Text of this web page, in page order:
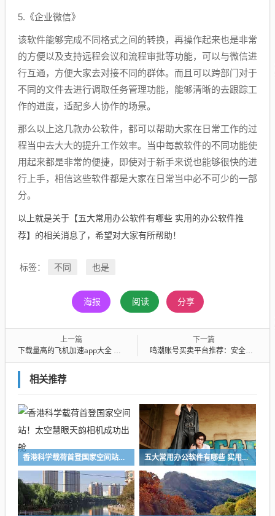
5.《企业微信》
该软件能够完成不同格式之间的转换，再操作起来也是非常
的方便以及支持远程会议和流程审批等功能，可以与微信进
行互通，方便大家去对接不同的群体。而且可以跨部门对于
不同的文件去进行调取任务管理功能，能够清晰的去跟踪工
作的进度，适配多人协作的场景。
那么以上这几款办公软件，都可以帮助大家在日常工作的过
程当中去大大的提升工作效率。当中每款软件的不同功能使
用起来都是非常的便捷，即使对于新手来说也能够很快的进
行上手，相信这些软件都是大家在日常当中必不可少的一部
分。
以上就是关于【五大常用办公软件有哪些 实用的办公软件推
荐】的相关消息了，希望对大家有所帮助！
标签： 不同 也是
海报 阅读 分享
上一篇
下载量高的飞机加速app大全 值得推荐的飞机加速app精选
下一篇
鸣潮账号买卖平台推荐：安全可靠的鸣潮游戏账号交易APP
相关推荐
香港科学载荷首登国家空间站！太空慧眼天韵相机成功出舱 五大常用办公软件有哪些 实用的办公软件推荐